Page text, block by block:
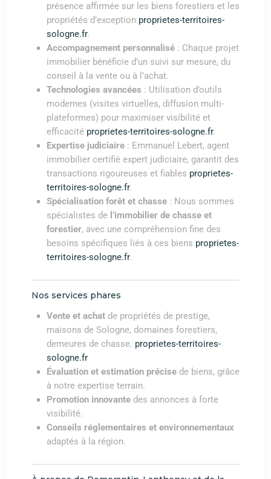
présence affirmée sur les biens forestiers et les
propriétés d’exception proprietes-territoires-
sologne.fr.
Accompagnement personnalisé : Chaque projet
immobilier bénéficie d’un suivi sur mesure, du
conseil à la vente ou à l’achat.
Technologies avancées : Utilisation d’outils
modernes (visites virtuelles, diffusion multi-
plateformes) pour maximiser visibilité et
efficacité proprietes-territoires-sologne.fr.
Expertise judiciaire : Emmanuel Lebert, agent
immobilier certifié expert judiciaire, garantit des
transactions rigoureuses et fiables proprietes-
territoires-sologne.fr.
Spécialisation forêt et chasse : Nous sommes
spécialistes de l’immobilier de chasse et
forestier, avec une compréhension fine des
besoins spécifiques liés à ces biens proprietes-
territoires-sologne.fr.
Nos services phares
Vente et achat de propriétés de prestige,
maisons de Sologne, domaines forestiers,
demeures de chasse. proprietes-territoires-
sologne.fr
Évaluation et estimation précise de biens, grâce
à notre expertise terrain.
Promotion innovante des annonces à forte
visibilité.
Conseils réglementaires et environnementaux
adaptés à la région.